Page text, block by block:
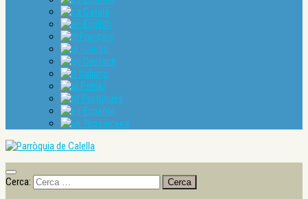
Català
English
Français
Galego
Deutsch
Italiano
Polski
Português
Español
Українська
Cerca: